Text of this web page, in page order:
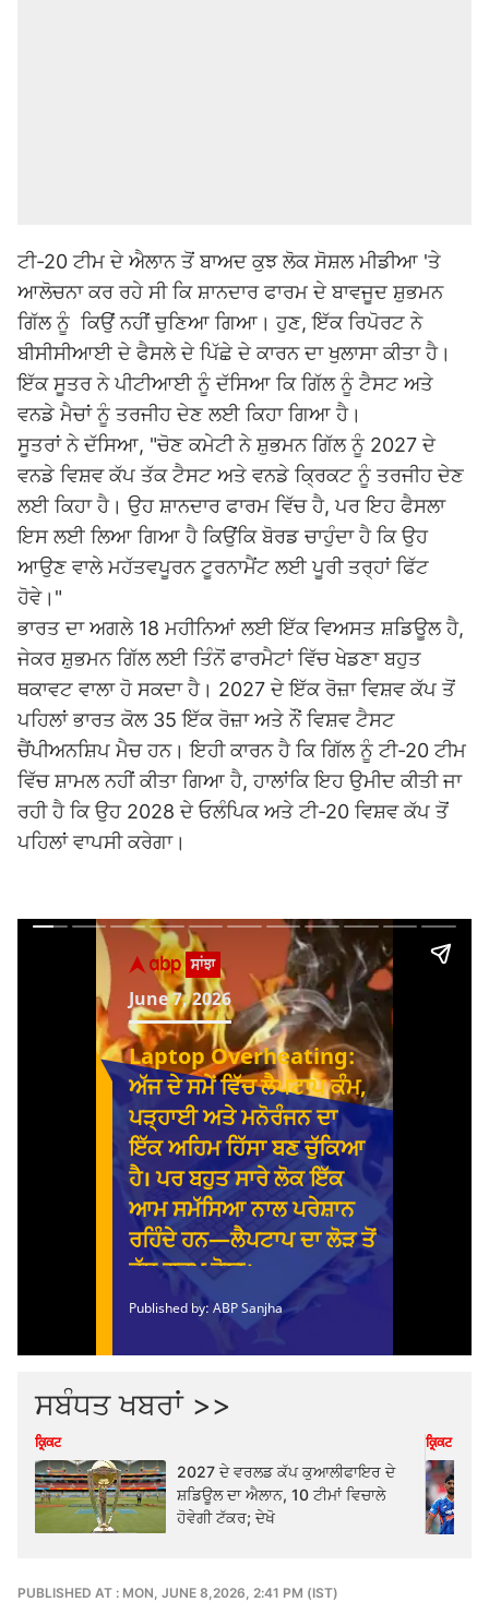
ਟੀ-20 ਟੀਮ ਦੇ ਐਲਾਨ ਤੋਂ ਬਾਅਦ ਕੁਝ ਲੋਕ ਸੋਸ਼ਲ ਮੀਡੀਆ 'ਤੇ
ਆਲੋਚਨਾ ਕਰ ਰਹੇ ਸੀ ਕਿ ਸ਼ਾਨਦਾਰ ਫਾਰਮ ਦੇ ਬਾਵਜੂਦ ਸ਼ੁਭਮਨ
ਗਿੱਲ ਨੂੰ ਕਿਉਂ ਨਹੀਂ ਚੁਣਿਆ ਗਿਆ। ਹੁਣ, ਇੱਕ ਰਿਪੋਰਟ ਨੇ
ਬੀਸੀਸੀਆਈ ਦੇ ਫੈਸਲੇ ਦੇ ਪਿੱਛੇ ਦੇ ਕਾਰਨ ਦਾ ਖੁਲਾਸਾ ਕੀਤਾ ਹੈ।
ਇੱਕ ਸੂਤਰ ਨੇ ਪੀਟੀਆਈ ਨੂੰ ਦੱਸਿਆ ਕਿ ਗਿੱਲ ਨੂੰ ਟੈਸਟ ਅਤੇ
ਵਨਡੇ ਮੈਚਾਂ ਨੂੰ ਤਰਜੀਹ ਦੇਣ ਲਈ ਕਿਹਾ ਗਿਆ ਹੈ।
ਸੂਤਰਾਂ ਨੇ ਦੱਸਿਆ, "ਚੋਣ ਕਮੇਟੀ ਨੇ ਸ਼ੁਭਮਨ ਗਿੱਲ ਨੂੰ 2027 ਦੇ
ਵਨਡੇ ਵਿਸ਼ਵ ਕੱਪ ਤੱਕ ਟੈਸਟ ਅਤੇ ਵਨਡੇ ਕ੍ਰਿਕਟ ਨੂੰ ਤਰਜੀਹ ਦੇਣ
ਲਈ ਕਿਹਾ ਹੈ। ਉਹ ਸ਼ਾਨਦਾਰ ਫਾਰਮ ਵਿੱਚ ਹੈ, ਪਰ ਇਹ ਫੈਸਲਾ
ਇਸ ਲਈ ਲਿਆ ਗਿਆ ਹੈ ਕਿਉਂਕਿ ਬੋਰਡ ਚਾਹੁੰਦਾ ਹੈ ਕਿ ਉਹ
ਆਉਣ ਵਾਲੇ ਮਹੱਤਵਪੂਰਨ ਟੂਰਨਾਮੈਂਟ ਲਈ ਪੂਰੀ ਤਰ੍ਹਾਂ ਫਿੱਟ
ਹੋਵੇ।"
ਭਾਰਤ ਦਾ ਅਗਲੇ 18 ਮਹੀਨਿਆਂ ਲਈ ਇੱਕ ਵਿਅਸਤ ਸ਼ਡਿਊਲ ਹੈ,
ਜੇਕਰ ਸ਼ੁਭਮਨ ਗਿੱਲ ਲਈ ਤਿੰਨੋਂ ਫਾਰਮੈਟਾਂ ਵਿੱਚ ਖੇਡਣਾ ਬਹੁਤ
ਥਕਾਵਟ ਵਾਲਾ ਹੋ ਸਕਦਾ ਹੈ। 2027 ਦੇ ਇੱਕ ਰੋਜ਼ਾ ਵਿਸ਼ਵ ਕੱਪ ਤੋਂ
ਪਹਿਲਾਂ ਭਾਰਤ ਕੋਲ 35 ਇੱਕ ਰੋਜ਼ਾ ਅਤੇ ਨੌਂ ਵਿਸ਼ਵ ਟੈਸਟ
ਚੈਂਪੀਅਨਸ਼ਿਪ ਮੈਚ ਹਨ। ਇਹੀ ਕਾਰਨ ਹੈ ਕਿ ਗਿੱਲ ਨੂੰ ਟੀ-20 ਟੀਮ
ਵਿੱਚ ਸ਼ਾਮਲ ਨਹੀਂ ਕੀਤਾ ਗਿਆ ਹੈ, ਹਾਲਾਂਕਿ ਇਹ ਉਮੀਦ ਕੀਤੀ ਜਾ
ਰਹੀ ਹੈ ਕਿ ਉਹ 2028 ਦੇ ਓਲੰਪਿਕ ਅਤੇ ਟੀ-20 ਵਿਸ਼ਵ ਕੱਪ ਤੋਂ
ਪਹਿਲਾਂ ਵਾਪਸੀ ਕਰੇਗਾ।
ਸਬੰਧਤ ਖਬਰਾਂ >>
ਕ੍ਰਿਕਟ
2027 ਦੇ ਵਰਲਡ ਕੱਪ ਕੁਆਲੀਫਾਇਰ ਦੇ
ਸ਼ਡਿਊਲ ਦਾ ਐਲਾਨ, 10 ਟੀਮਾਂ ਵਿਚਾਲੇ
ਹੋਵੇਗੀ ਟੱਕਰ; ਦੇਖੋ
ਕ੍ਰਿਕਟ
PUBLISHED AT : MON, JUNE 8,2026, 2:41 PM (IST)